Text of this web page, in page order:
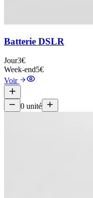
Batterie DSLR
Jour3€
Week-end5€
Voir
0 unité